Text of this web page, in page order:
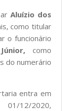
Aluízio dos
como titular
o funcionário
como
do numerário
em
2020,